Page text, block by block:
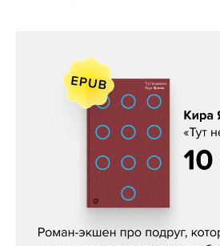
Кира Ярмыш, «Тут